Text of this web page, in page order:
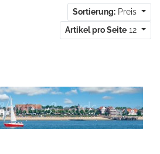
Sortierung: Preis
Artikel pro Seite 12